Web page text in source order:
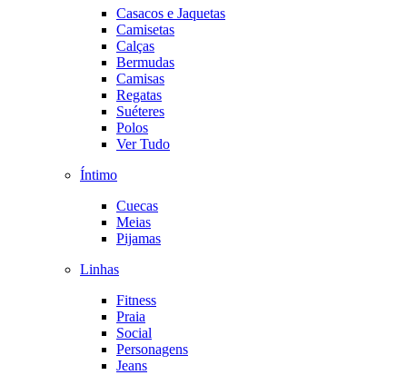
Casacos e Jaquetas
Camisetas
Calças
Bermudas
Camisas
Regatas
Suéteres
Polos
Ver Tudo
Íntimo
Cuecas
Meias
Pijamas
Linhas
Fitness
Praia
Social
Personagens
Jeans